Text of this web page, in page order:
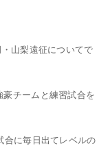
山梨遠征についてで
チームと練習試合を
合に毎日出てレベルの